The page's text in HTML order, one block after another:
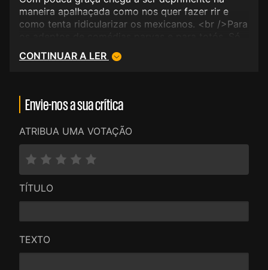
maneira apalhaçada como nos quer fazer rir e
como tenta ridicularizar os mexicanos. <br />Para
vê quem quer. A casa dos segredos também...
CONTINUAR A LER
Envie-nos a sua crítica
ATRIBUA UMA VOTAÇÃO
TÍTULO
TEXTO